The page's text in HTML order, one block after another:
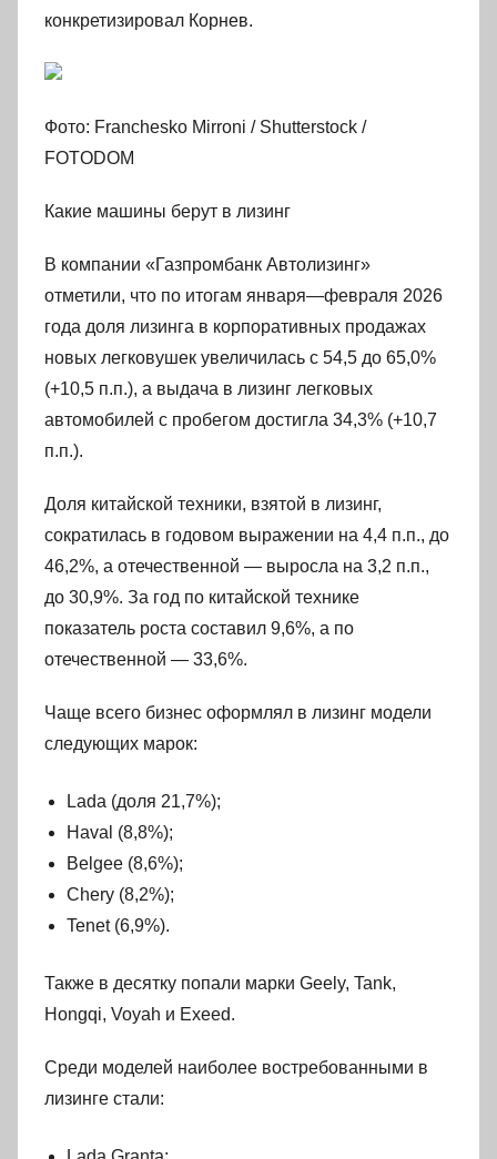
конкретизировал Корнев.
Фото: Franchesko Mirroni / Shutterstock /
FOTODOM
Какие машины берут в лизинг
В компании «Газпромбанк Автолизинг»
отметили, что по итогам января—февраля 2026
года доля лизинга в корпоративных продажах
новых легковушек увеличилась с 54,5 до 65,0%
(+10,5 п.п.), а выдача в лизинг легковых
автомобилей с пробегом достигла 34,3% (+10,7
п.п.).
Доля китайской техники, взятой в лизинг,
сократилась в годовом выражении на 4,4 п.п., до
46,2%, а отечественной — выросла на 3,2 п.п.,
до 30,9%. За год по китайской технике
показатель роста составил 9,6%, а по
отечественной — 33,6%.
Чаще всего бизнес оформлял в лизинг модели
следующих марок:
Lada (доля 21,7%);
Haval (8,8%);
Belgee (8,6%);
Chery (8,2%);
Tenet (6,9%).
Также в десятку попали марки Geely, Tank,
Hongqi, Voyah и Exeed.
Среди моделей наиболее востребованными в
лизинге стали: